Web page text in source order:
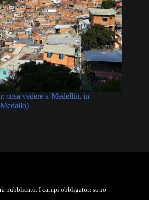
cosa vedere a Medellin, in
pubblicato. I campi obbligatori sono